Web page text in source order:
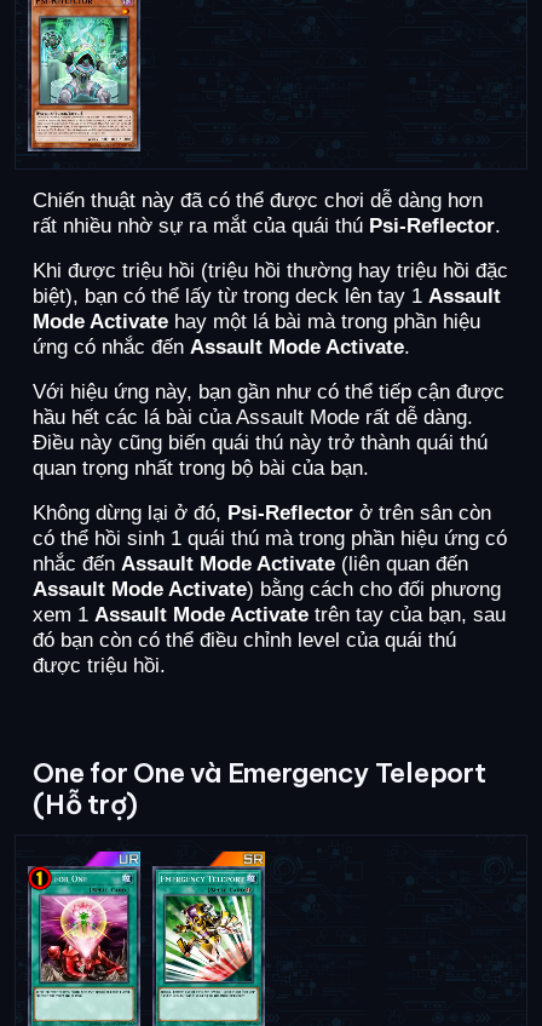
Chiến thuật này đã có thể được chơi dễ dàng hơn
rất nhiều nhờ sự ra mắt của quái thú Psi-Reflector.
Khi được triệu hồi (triệu hồi thường hay triệu hồi đặc
biệt), bạn có thể lấy từ trong deck lên tay 1 Assault
Mode Activate hay một lá bài mà trong phần hiệu
ứng có nhắc đến Assault Mode Activate.
Với hiệu ứng này, bạn gần như có thể tiếp cận được
hầu hết các lá bài của Assault Mode rất dễ dàng.
Điều này cũng biến quái thú này trở thành quái thú
quan trọng nhất trong bộ bài của bạn.
Không dừng lại ở đó, Psi-Reflector ở trên sân còn
có thể hồi sinh 1 quái thú mà trong phần hiệu ứng có
nhắc đến Assault Mode Activate (liên quan đến
Assault Mode Activate) bằng cách cho đối phương
xem 1 Assault Mode Activate trên tay của bạn, sau
đó bạn còn có thể điều chỉnh level của quái thú
được triệu hồi.
One for One và Emergency Teleport
(Hỗ trợ)